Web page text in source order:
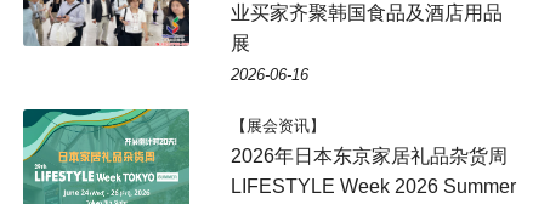
业买家齐聚韩国食品及酒店用品
展
2026-06-16
【展会资讯】
2026年日本东京家居礼品杂货周
LIFESTYLE Week 2026 Summer